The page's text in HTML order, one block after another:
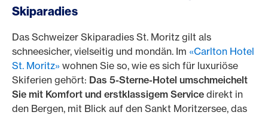
Skiparadies
Das Schweizer Skiparadies St. Moritz gilt als
schneesicher, vielseitig und mondän. Im «Carlton Hotel
St. Moritz» wohnen Sie so, wie es sich für luxuriöse
Skiferien gehört: Das 5-Sterne-Hotel umschmeichelt
Sie mit Komfort und erstklassigem Service direkt in
den Bergen, mit Blick auf den Sankt Moritzersee, das